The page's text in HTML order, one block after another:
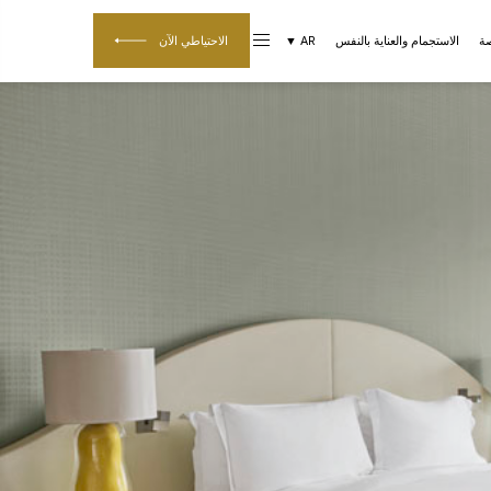
الاحتياطي الآن الاستجمام والعناية بالنفس AR ▼